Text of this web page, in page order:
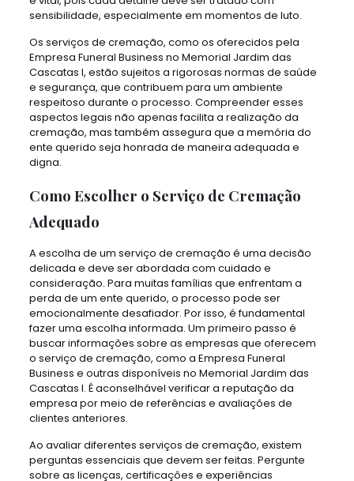
sensibilidade, especialmente em momentos de luto.
Os serviços de cremação, como os oferecidos pela
Empresa Funeral Business no Memorial Jardim das
Cascatas I, estão sujeitos a rigorosas normas de saúde
e segurança, que contribuem para um ambiente
respeitoso durante o processo. Compreender esses
aspectos legais não apenas facilita a realização da
cremação, mas também assegura que a memória do
ente querido seja honrada de maneira adequada e
digna.
Como Escolher o Serviço de Cremação
Adequado
A escolha de um serviço de cremação é uma decisão
delicada e deve ser abordada com cuidado e
consideração. Para muitas famílias que enfrentam a
perda de um ente querido, o processo pode ser
emocionalmente desafiador. Por isso, é fundamental
fazer uma escolha informada. Um primeiro passo é
buscar informações sobre as empresas que oferecem
o serviço de cremação, como a Empresa Funeral
Business e outras disponíveis no Memorial Jardim das
Cascatas I. É aconselhável verificar a reputação da
empresa por meio de referências e avaliações de
clientes anteriores.
Ao avaliar diferentes serviços de cremação, existem
perguntas essenciais que devem ser feitas. Pergunte
sobre as licenças, certificações e experiências